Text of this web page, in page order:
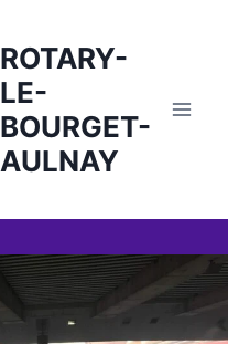
ROTARY-
LE-
BOURGET-
AULNAY